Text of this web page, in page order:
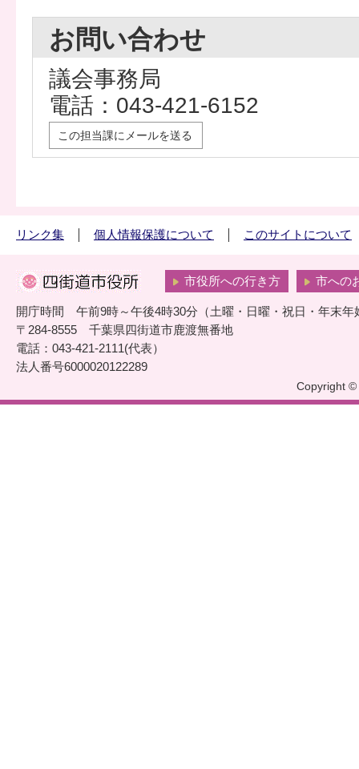
お問い合わせ
議会事務局
電話：043-421-6152
この担当課にメールを送る
リンク集 個人情報保護について このサイトについて
市役所への行き方 市への
開庁時間 午前9時～午後4時30分（土曜・日曜・祝日・年末年
〒284-8555 千葉県四街道市鹿渡無番地
電話：043-421-2111(代表）
法人番号6000020122289
Copyright ©